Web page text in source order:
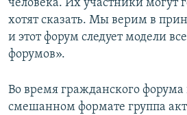
человека. Их участники могут
хотят сказать. Мы верим в
и этот форум следует модели
форумов».
Во время гражданского
смешанном формате группа